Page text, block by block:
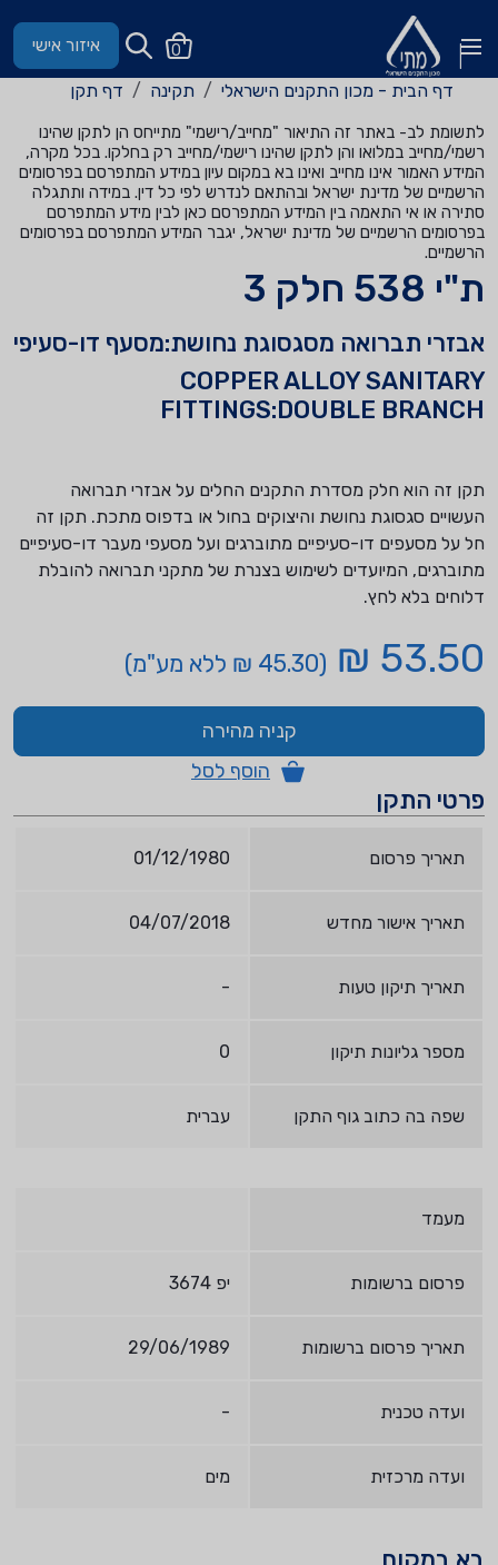
0 איזור אישי
דף הבית - מכון התקנים הישראלי תקינה דף תקן
לתשומת לב- באתר זה התיאור "מחייב/רישמי" מתייחס הן לתקן שהינו
רשמי/מחייב במלואו והן לתקן שהינו רישמי/מחייב רק בחלקו. בכל מקרה,
המידע האמור אינו מחייב ואינו בא במקום עיון במידע המתפרסם בפרסומים
הרשמיים של מדינת ישראל ובהתאם לנדרש לפי כל דין. במידה ותתגלה
סתירה או אי התאמה בין המידע המתפרסם כאן לבין מידע המתפרסם
בפרסומים הרשמיים של מדינת ישראל, יגבר המידע המתפרסם בפרסומים
הרשמיים.
ת"י 538 חלק 3
אבזרי תברואה מסגסוגת נחושת:מסעף דו-סעיפי
COPPER ALLOY SANITARY
FITTINGS:DOUBLE BRANCH
תקן זה הוא חלק מסדרת התקנים החלים על אבזרי תברואה
העשויים סגסוגת נחושת והיצוקים בחול או בדפוס מתכת. תקן זה
חל על מסעפים דו-סעיפיים מתוברגים ועל מסעפי מעבר דו-סעיפיים
מתוברגים, המיועדים לשימוש בצנרת של מתקני תברואה להובלת
דלוחים בלא לחץ.
53.50 ₪ (45.30 ₪ ללא מע"מ)
קניה מהירה
הוסף לסל
פרטי התקן
תאריך פרסום 01/12/1980
תאריך אישור מחדש 04/07/2018
תאריך תיקון טעות -
מספר גליונות תיקון 0
שפה בה כתוב גוף התקן עברית
מעמד
פרסום ברשומות יפ 3674
תאריך פרסום ברשומות 29/06/1989
ועדה טכנית -
ועדה מרכזית מים